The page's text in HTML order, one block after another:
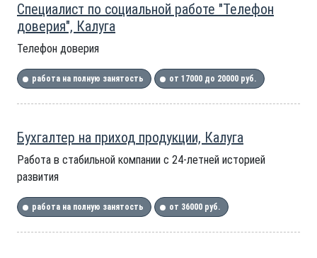
Специалист по социальной работе "Телефон
доверия", Калуга
Телефон доверия
работа на полную занятость от 17000 до 20000 руб.
Бухгалтер на приход продукции, Калуга
Работа в стабильной компании с 24-летней историей
развития
работа на полную занятость от 36000 руб.